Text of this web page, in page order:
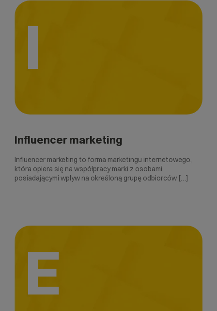
I
Influencer marketing
Influencer marketing to forma marketingu internetowego,
która opiera się na współpracy marki z osobami
posiadającymi wpływ na określoną grupę odbiorców […]
E